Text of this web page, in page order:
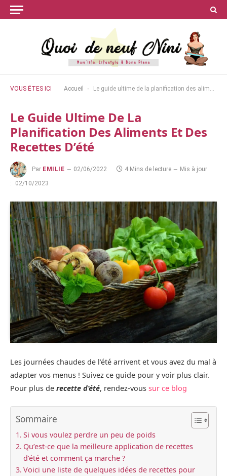
VOUS ÊTES ICI Accueil - Le guide ultime de la planification des aliments et des recettes d’été
Le Guide Ultime De La
Planification Des Aliments Et Des
Recettes D’été
Par EMILIE 02/06/2022 4 Mins de lecture
Mis à jour
:
02/10/2023
Les journées chaudes de l’été arrivent et vous avez du mal à
adapter vos menus ! Suivez ce guide pour y voir plus clair.
Pour plus de recette d’été, rendez-vous sur ce blog
Sommaire
Si vous voulez perdre un peu de poids
Qu’est-ce que la meilleure application de recettes
d’été et comment ça marche ?
Voici une liste de quelques idées de recettes pour